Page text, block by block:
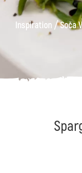
Inspiration /Soča